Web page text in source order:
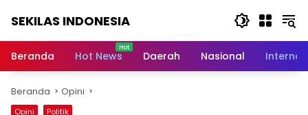
SEKILAS INDONESIA
Terkini,
Latest
World,
Beranda Hot News Daerah Nasional
Beranda Opini
Opini Politik